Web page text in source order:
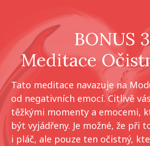
BONUS 3
Meditace
Tato meditace navazuje na
od negativních emocí. Citlivě
těžkými momenty a emocemi,
být vyjádřeny. Je možné, že při
i pláč, ale pouze ten očistný,